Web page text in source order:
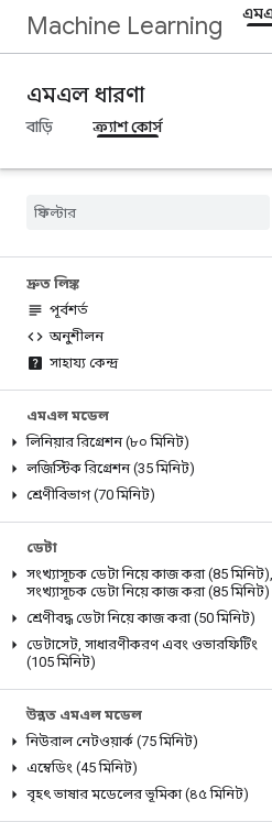
Machine Learning
এমএল ধারণা
বাড়ি ক্র্যাশ কোর্স
দ্রুত লিঙ্ক
পূর্বশর্ত
অনুশীলন
সাহায্য কেন্দ্র
এমএল মডেল
লিনিয়ার রিগ্রেশন (৮০ মিনিট)
লজিস্টিক রিগ্রেশন (35 মিনিট)
শ্রেণীবিভাগ (70 মিনিট)
ডেটা
সংখ্যাসূচক ডেটা নিয়ে কাজ করা (85 মিনিট),
সংখ্যাসূচক ডেটা নিয়ে কাজ করা (85 মিনিট)
শ্রেণীবদ্ধ ডেটা নিয়ে কাজ করা (50 মিনিট)
ডেটাসেট, সাধারণীকরণ এবং ওভারফিটিং
(105 মিনিট)
উন্নত এমএল মডেল
নিউরাল নেটওয়ার্ক (75 মিনিট)
এম্বেডিং (45 মিনিট)
বৃহৎ ভাষার মডেলের ভূমিকা (৪৫ মিনিট)